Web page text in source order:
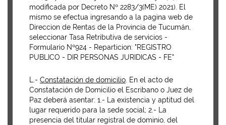
modificada por Decreto Nº 2283/3(ME) 2021). El
mismo se efectua ingresando a la pagina web de
Direccion de Rentas de la Provincia de Tucumán,
seleccionar Tasa Retributiva de servicios -
Formulario Nº924 - Reparticion: "REGISTRO
PUBLICO - DIR PERSONAS JURIDICAS - FE"
L.- Constatación de domicilio . En el acto de
Constatación de Domicilio el Escribano o Juez de
Paz deberá asentar: 1.- La existencia y aptitud del
lugar requerido para la sede social; 2.- La
presencia del titular registral de dominio, del